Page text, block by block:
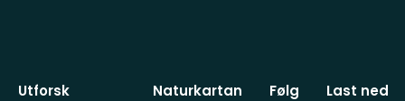
Utforsk
Naturkartan
Følg
Last ned